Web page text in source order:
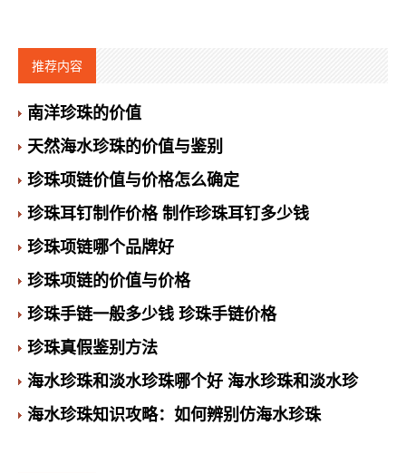
推荐内容
南洋珍珠的价值
天然海水珍珠的价值与鉴别
珍珠项链价值与价格怎么确定
珍珠耳钉制作价格 制作珍珠耳钉多少钱
珍珠项链哪个品牌好
珍珠项链的价值与价格
珍珠手链一般多少钱 珍珠手链价格
珍珠真假鉴别方法
海水珍珠和淡水珍珠哪个好 海水珍珠和淡水珍
海水珍珠知识攻略：如何辨别仿海水珍珠